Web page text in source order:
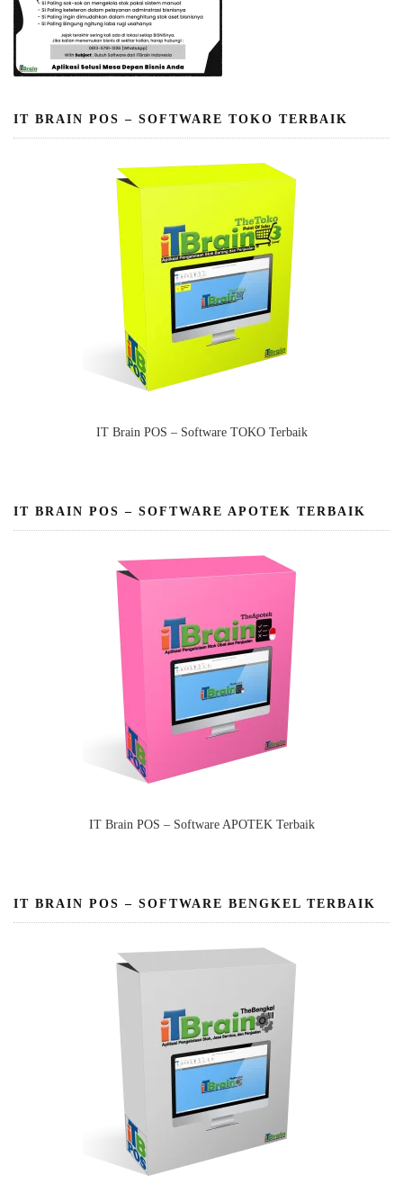
IT BRAIN POS – SOFTWARE TOKO TERBAIK
IT Brain POS – Software TOKO Terbaik
IT BRAIN POS – SOFTWARE APOTEK TERBAIK
IT Brain POS – Software APOTEK Terbaik
IT BRAIN POS – SOFTWARE BENGKEL TERBAIK